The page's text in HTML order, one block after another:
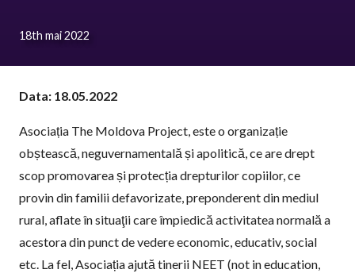
18th mai 2022
Data: 18.05.2022
Asociația The Moldova Project, este o organizație
obștească, neguvernamentală și apolitică, ce are drept
scop promovarea și protecția drepturilor copiilor, ce
provin din familii defavorizate, preponderent din mediul
rural, aflate în situaţii care împiedică activitatea normală a
acestora din punct de vedere economic, educativ, social
etc. La fel, Asociația ajută tinerii NEET (not in education,